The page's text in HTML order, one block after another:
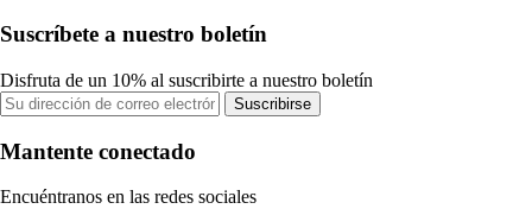
Suscríbete a nuestro boletín
Disfruta de un 10% al suscribirte a nuestro boletín
Suscribirse
Mantente conectado
Encuéntranos en las redes sociales